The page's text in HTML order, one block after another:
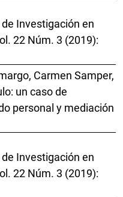
Investigación en
22 Núm. 3 (2019):
Carmen Samper,
un caso de
personal y mediación
Investigación en
22 Núm. 3 (2019):